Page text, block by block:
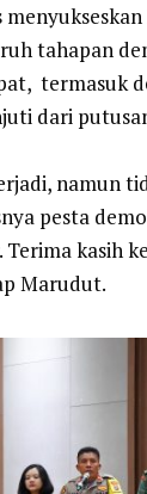
tahapan
termasuk
dari
namun
pesta
kasih
Marudut.